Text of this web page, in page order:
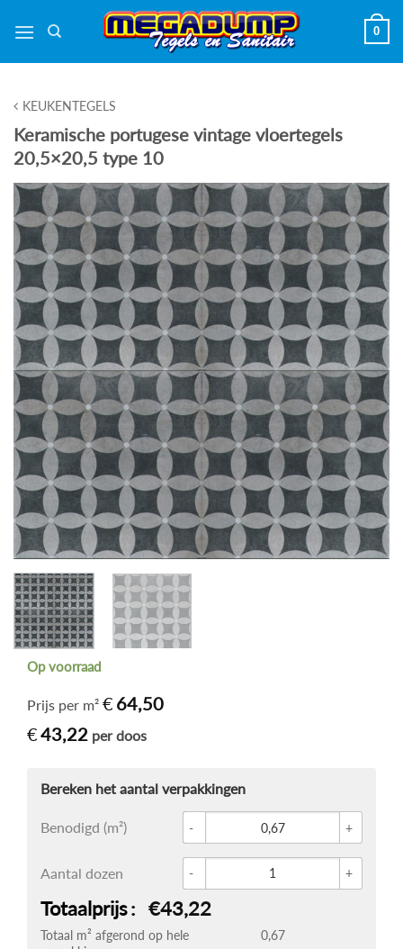
naar
0
KEUKENTEGELS
Keramische portugese vintage vloertegels
20,5×20,5 type 10
Prijs per m² € 64,50
€43,22 per doos
Op voorraad
Benodigd (m²) Glace
Aantal dozen
Totaal m² afgerond op hele
0,67
Totaalprijs €43,22